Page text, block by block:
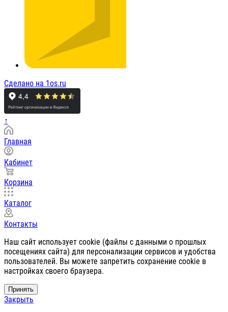
Сделано на 1os.ru
↑
Главная
Кабинет
Корзина
Каталог
Контакты
Наш сайт использует cookie (файлы с данными о прошлых
посещениях сайта) для персонализации сервисов и удобства
пользователей. Вы можете запретить сохранение cookie в
настройках своего браузера.
Принять
Закрыть